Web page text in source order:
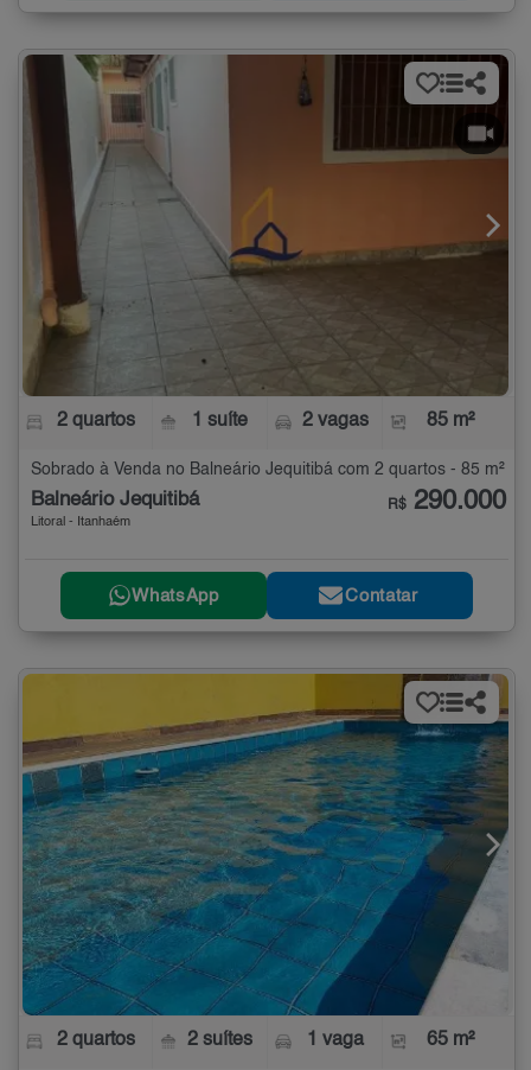
2 quartos 1 suíte 2 vagas 85 m²
Sobrado à Venda no Balneário Jequitibá com 2 quartos - 85 m²
Balneário Jequitibá
Litoral - Itanhaém
R$ 290.000
WhatsApp Contatar
2 quartos 2 suítes 1 vaga 65 m²